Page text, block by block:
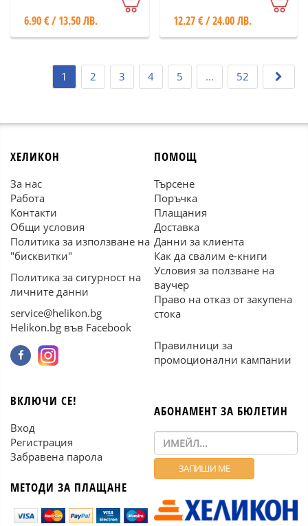
6.90 € / 13.50 ЛВ.
испански език
12.27 € / 24.00 ЛВ.
1 2 3 4 5 ... 52
ХЕЛИКОН
За нас
Работа
Контакти
Общи условия
Политика за използване на
"бисквитки"
Политика за сигурност на
личните данни
service@helikon.bg
Helikon.bg във Facebook
ПОМОЩ
Търсене
Поръчка
Плащания
Доставка
Данни за клиента
Как да свалим е-книги
Условия за ползване на
ваучер
Право на отказ от закупена
стока
Правилници за
промоционални кампании
ВКЛЮЧИ СЕ!
Вход
Регистрация
Забравена парола
МЕТОДИ ЗА ПЛАЩАНЕ
АБОНАМЕНТ ЗА БЮЛЕТИН